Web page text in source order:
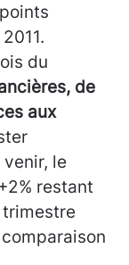
du
de
aux
le
restant
trimestre